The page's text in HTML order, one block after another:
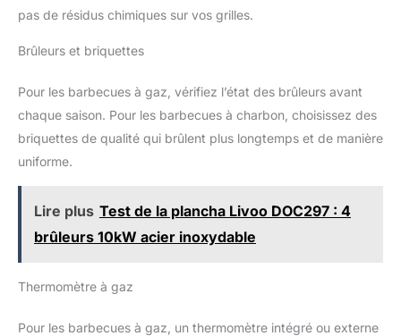
pas de résidus chimiques sur vos grilles.
Brûleurs et briquettes
Pour les barbecues à gaz, vérifiez l’état des brûleurs avant
chaque saison. Pour les barbecues à charbon, choisissez des
briquettes de qualité qui brûlent plus longtemps et de manière
uniforme.
Lire plus Test de la plancha Livoo DOC297 : 4
brûleurs 10kW acier inoxydable
Thermomètre à gaz
Pour les barbecues à gaz, un thermomètre intégré ou externe